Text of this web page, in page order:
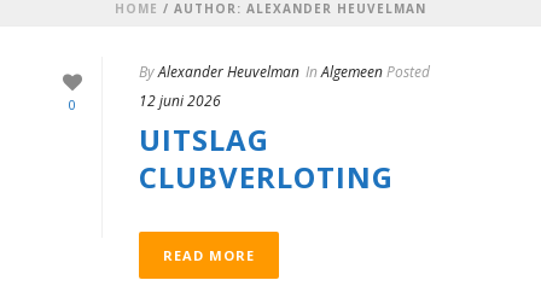
HOME / AUTHOR: ALEXANDER HEUVELMAN
0
ByAlexander Heuvelman InAlgemeenPosted
12 juni 2026
UITSLAG
CLUBVERLOTING
READ MORE